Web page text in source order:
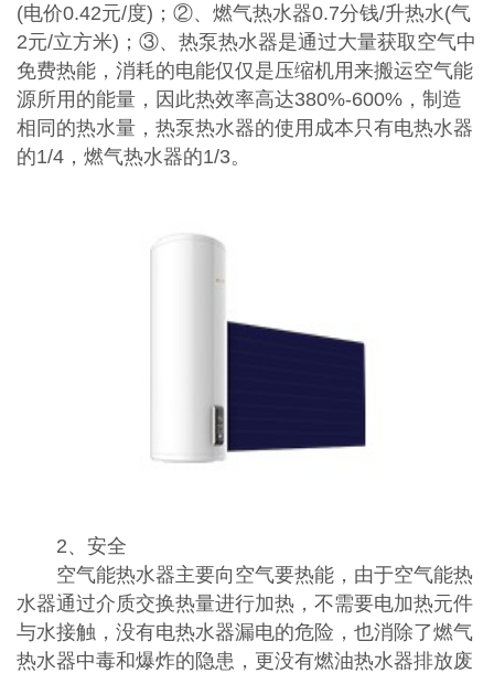
(电价0.42元/度)；②、燃气热水器0.7分钱/升热水(气
2元/立方米)；③、热泵热水器是通过大量获取空气中
免费热能，消耗的电能仅仅是压缩机用来搬运空气能
源所用的能量，因此热效率高达380%-600%，制造
相同的热水量，热泵热水器的使用成本只有电热水器
的1/4，燃气热水器的1/3。
2、安全
空气能热水器主要向空气要热能，由于空气能热
水器通过介质交换热量进行加热，不需要电加热元件
与水接触，没有电热水器漏电的危险，也消除了燃气
热水器中毒和爆炸的隐患，更没有燃油热水器排放废